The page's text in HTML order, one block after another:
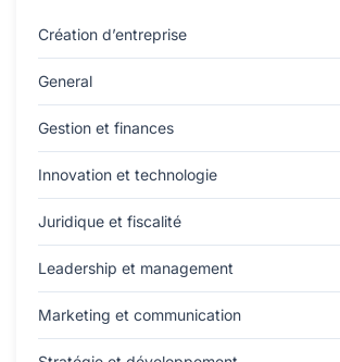
Création d’entreprise
General
Gestion et finances
Innovation et technologie
Juridique et fiscalité
Leadership et management
Marketing et communication